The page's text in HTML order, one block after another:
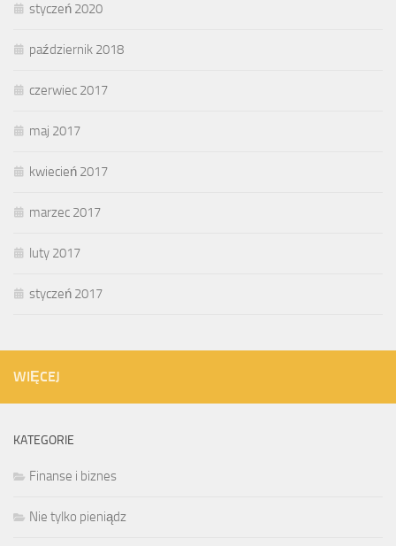
styczeń 2020
październik 2018
czerwiec 2017
maj 2017
kwiecień 2017
marzec 2017
luty 2017
styczeń 2017
WIĘCEJ
KATEGORIE
Finanse i biznes
Nie tylko pieniądz